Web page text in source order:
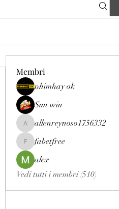
Membri
phimhay ok
Sun win
allenreynoso1756332
allenreynoso1756332
fabetfree
fabetfree
alex
Vedi tutti i membri (510)